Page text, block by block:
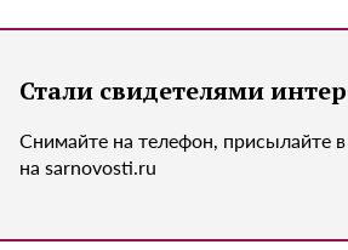
Стали свидетелями
Снимайте на телефон, присылайте
на sarnovosti.ru